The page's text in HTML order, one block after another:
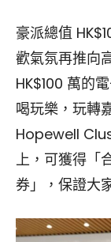
豪派總值
歡氣氛再推向
HK$100 萬的
喝玩樂，玩轉
Hopewell
上，可獲得「
券」，保證大